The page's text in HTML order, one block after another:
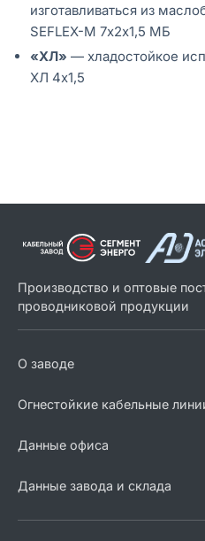
изготавливаться из
SEFLEX-М 7х2х1,5 МБ
«ХЛ» — хладостойкое
ХЛ 4х1,5
Производство и оптовые
проводниковой продукции
О заводе
Огнестойкие кабельные
Данные офиса
Данные завода и склада